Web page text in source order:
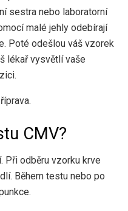
sestra nebo laboratorní
malé jehly odebírají
Poté odešlou váš vzorek
lékař vysvětlí vaše
CMV?
Při odběru vzorku krve
Během testu nebo po